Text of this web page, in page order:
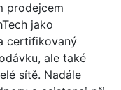
prodejcem
jako
certifikovaný
ale také
sítě. Nadále